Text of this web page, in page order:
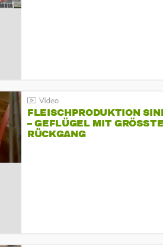
FLEISCHPRODUKTION
– GEFLÜGEL MIT
ÜCKGANG